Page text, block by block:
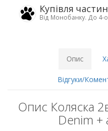
Купівля
Від Монобанку. До 4-
Опис
Відгуки/
Опис Коляска
Denim +